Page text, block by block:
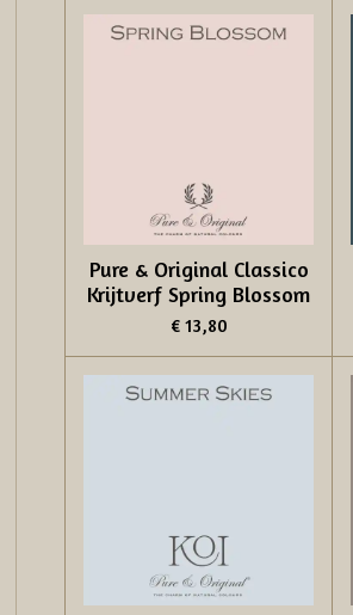
Pure & Original Classico
Krijtverf Spring Blossom
€ 13,80